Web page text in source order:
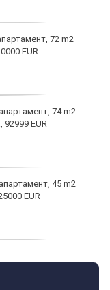
72 m2
EUR
74 m2
EUR
45 m2
EUR